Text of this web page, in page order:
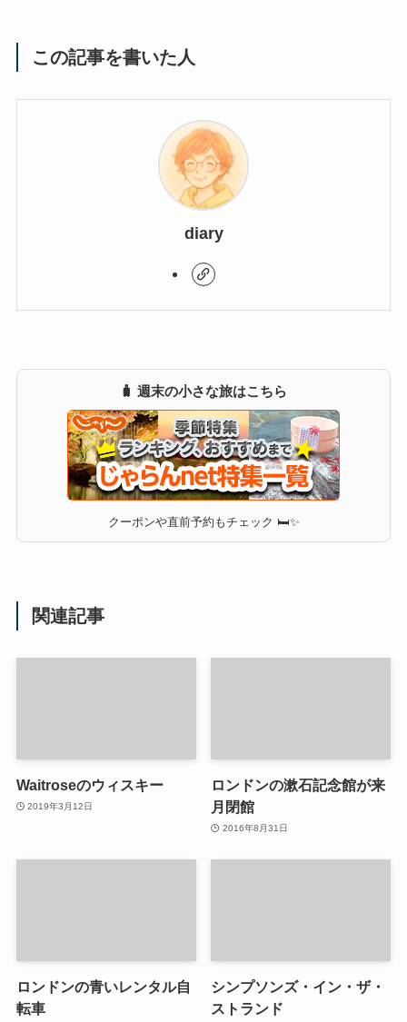
この記事を書いた人
diary
🧳 週末の小さな旅はこちら
クーポンや直前予約もチェック 🛏✨
関連記事
Waitroseのウィスキー
2019年3月12日
ロンドンの漱石記念館が来
月閉館
2016年8月31日
ロンドンの青いレンタル自
転車
シンプソンズ・イン・ザ・
ストランド